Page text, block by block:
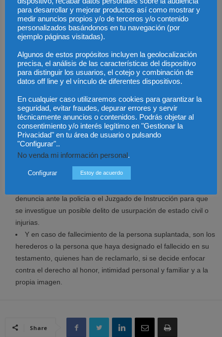
marcas en las redes sociales o profesionales creando confusión
en los terceros acerca del origen empresarial de las mismas.
recomendamos;
Acceder a la página web de twitter para rellenar un
interno, más o menos largo, twitter puede suspender esa
cuenta.
También denuncia ante la Agencia de Protección de datos.
También se puede hacer una reclamación extrajudicial al
suplantador para que quite el perfil, mientras se tramita el
Como acciones más agresivas, cabe la posibilidad de
denuncia ante la policía o el Juzgado de Instrucción para que
se investigue un posible delito de usurpación de estado civil o
injurias.
Y en caso de fallecimiento de la persona suplantada, son los
herederos o la persona que haya designado el fallecido en su
testamento, quienes han de reclamarlo, si se decide enfocar
contra el derecho al honor, intimidad personal y familiar y a la
propia imagen.
Share
para desarrollar y mejorar productos así como mostrar y
medir anuncios propios y/o de terceros y/o contenido
personalizados basándonos en tu navegación (por
ejemplo páginas visitadas).
Algunos de estos propósitos incluyen la geolocalización
precisa, el análisis de las características del dispositivo
para distinguir los usuarios, el cotejo y combinación de
datos off line y el vínculo de diferentes dispositivos.
En cualquier caso utilizaremos cookies para garantizar la
seguridad, evitar fraudes, depurar errores y servir
técnicamente anuncios o contenidos. Podrás objetar al
consentimiento y/o interés legítimo en "Gestionar la
Privacidad" en tu área de usuario o pulsando
"Configurar"..
No venda mi información personal .
Configurar Estoy de acuerdo